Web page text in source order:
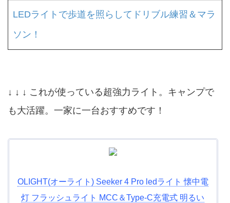
LEDライトで歩道を照らしてドリブル練習＆マラ
ソン！
↓ ↓ ↓ これが使っている超強力ライト。キャンプで
も大活躍。一家に一台おすすめです！
OLIGHT(オーライト) Seeker 4 Pro ledライト 懐中電
灯 フラッシュライト MCC＆Type-C充電式 明るい